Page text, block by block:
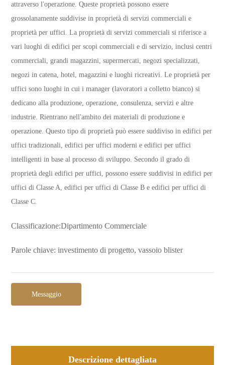
attraverso l'operazione. Queste proprietà possono essere
grossolanamente suddivise in proprietà di servizi commerciali e
proprietà per uffici. La proprietà di servizi commerciali si riferisce a
vari luoghi di edifici per scopi commerciali e di servizio, inclusi centri
commerciali, grandi magazzini, supermercati, negozi specializzati,
negozi in catena, hotel, magazzini e luoghi ricreativi. Le proprietà per
uffici sono luoghi in cui i manager (lavoratori a colletto bianco) si
dedicano alla produzione, operazione, consulenza, servizi e altre
industrie. Rientrano nell'ambito dei materiali di produzione e
operazione. Questo tipo di proprietà può essere suddiviso in edifici per
uffici tradizionali, edifici per uffici moderni e edifici per uffici
intelligenti in base al processo di sviluppo. Secondo il grado di
proprietà degli edifici per uffici, possono essere suddivisi in edifici per
uffici di Classe A, edifici per uffici di Classe B e edifici per uffici di
Classe C.
Classificazione:Dipartimento Commerciale
Parole chiave: investimento di progetto, vassoio blister
Messaggio
Descrizione dettagliata